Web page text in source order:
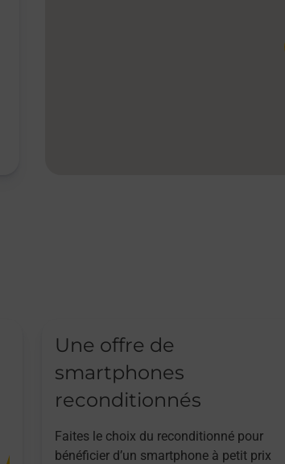
Une offre de
smartphones
reconditionnés
Faites le choix du reconditionné pour
bénéficier d’un smartphone à petit prix